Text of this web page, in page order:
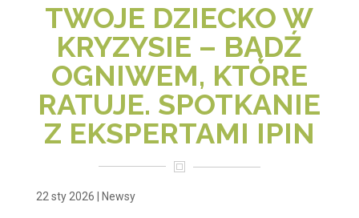
TWOJE DZIECKO W
KRYZYSIE – BĄDŹ
OGNIWEM, KTÓRE
RATUJE. SPOTKANIE
Z EKSPERTAMI IPIN
22 sty 2026 Newsy